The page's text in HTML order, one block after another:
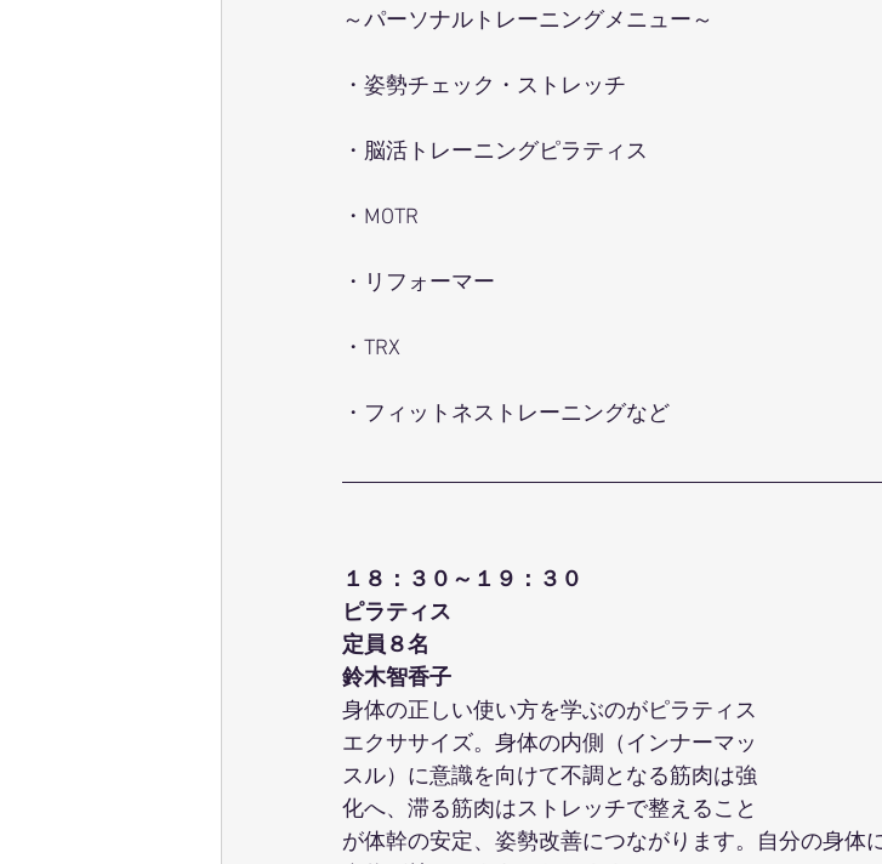
～パーソナルトレーニングメニュー～
・姿勢チェック・ストレッチ
・脳活トレーニングピラティス
・MOTR
・リフォーマー
・TRX
・フィットネストレーニングなど
１８：３０～１９：３０
ピラティス
定員８名
鈴木智香子
身体の正しい使い方を学ぶのがピラティス
エクササイズ。身体の内側（インナーマッ
スル）に意識を向けて不調となる筋肉は強
化へ、滞る筋肉はストレッチで整えること
が体幹の安定、姿勢改善につながります。自分の身体